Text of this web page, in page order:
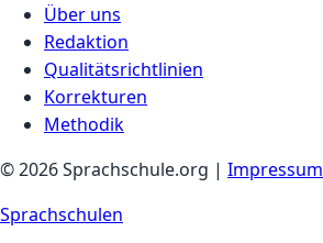
Über uns
Redaktion
Qualitätsrichtlinien
Korrekturen
Methodik
© 2026 Sprachschule.org | Impressum
Sprachschulen